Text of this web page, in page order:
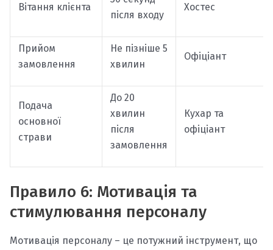
Вітання клієнта
після входу
Хостес
Прийом
замовлення
Не пізніше 5
хвилин
Офіціант
Подача
основної
страви
До 20
хвилин
після
замовлення
Кухар та
офіціант
Правило 6: Мотивація та
стимулювання персоналу
Мотивація персоналу – це потужний інструмент, що